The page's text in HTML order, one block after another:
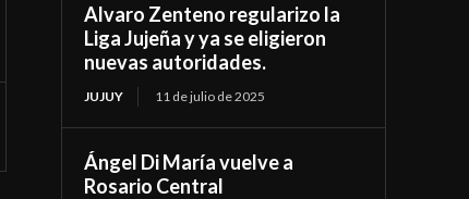
Alvaro Zenteno regularizo la
Liga Jujeña y ya se eligieron
nuevas autoridades.
JUJUY 11 de julio de 2025
Ángel Di María vuelve a
Rosario Central